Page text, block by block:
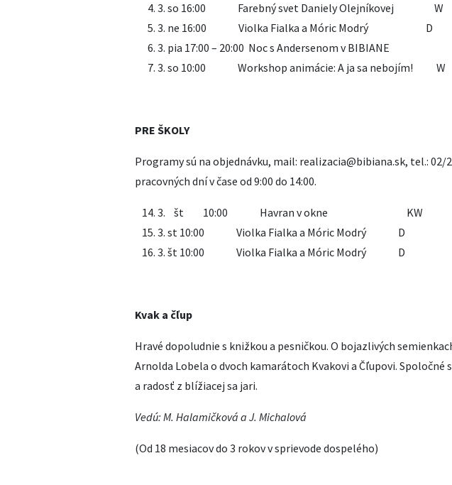
3. so 16:00 Farebný svet Daniely Olejníkovej W
3. ne 16:00 Violka Fialka a Móric Modrý D
3. pia 17:00 – 20:00 Noc s Andersenom v BIBIANE
3. so 10:00 Workshop animácie: A ja sa nebojím! W
PRE ŠKOLY
Programy sú na objednávku, mail: realizacia@bibiana.sk, tel.: 02/
pracovných dní v čase od 9:00 do 14:00.
3. št 10:00 Havran v okne KW
3. st 10:00 Violka Fialka a Móric Modrý D
3. št 10:00 Violka Fialka a Móric Modrý D
Kvak a čľup
Hravé dopoludnie s knižkou a pesničkou. O bojazlivých
Arnolda Lobela o dvoch kamarátoch Kvakovi a Čľupovi. Spoločné
a radosť z blížiacej sa jari.
Vedú: M. Halamičková a J. Michalová
(Od 18 mesiacov do 3 rokov v sprievode dospelého)